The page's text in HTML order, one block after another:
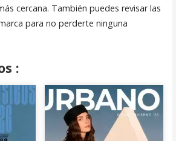
cercana. También puedes revisar las
para no perderte ninguna
: